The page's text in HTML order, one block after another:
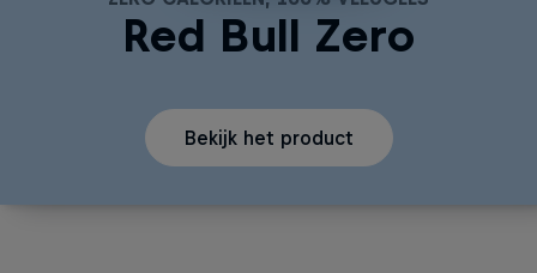
Red Bull Zero
Bekijk het product